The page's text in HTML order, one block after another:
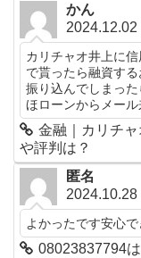
かん
2024.12.02
カリチャオ井上に
で貰ったら融資す
振り込んでしまっ
ほローンからメール
金融｜カリチ
や評判は？
匿名
2024.10.28
よかったです安心で
08023837794